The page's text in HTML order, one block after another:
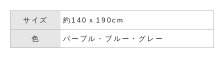
サイズ 約140ｘ190cm
色 パープル・ブルー・グレー